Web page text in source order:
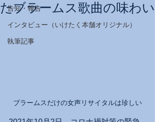
告知・報告
インタビュー（いけたく本舗オリジナル）
執筆記事
たブラームス歌曲の味わい
ブラームスだけの女声リサイタルは珍しい